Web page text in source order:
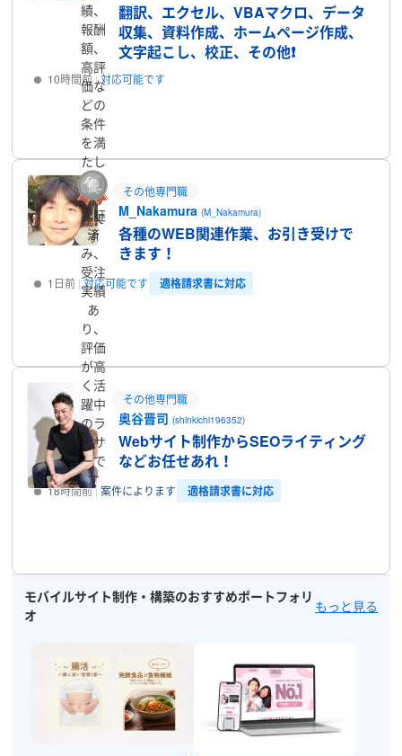
翻訳、エクセル、VBAマクロ、データ
収集、資料作成、ホームページ作成、
文字起こし、校正、その他❗
10時間前 対応可能です
績、
報酬
額、
高評
価な
どの
条件
を満
たし
たラ
ンサ
ーで
す
その他専門職
M_Nakamura(M_Nakamura)
各種のWEB関連作業、お引き受けで
きます！
1日前 対応可能です 適格請求書に対応
認証
済
み、
受注
実績
あ
り、
評価
が高
く活
躍中
のラ
ンサ
ーで
す
その他専門職
奥谷晋司(shinkichi196352)
Webサイト制作からSEOライティング
などお任せあれ！
18時間前 案件によります 適格請求書に対応
モバイルサイト制作・構築のおすすめポートフォリ
オ
もっと見る